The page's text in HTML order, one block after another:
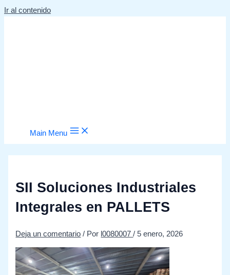
Ir al contenido
Main Menu
SII Soluciones Industriales
Integrales en PALLETS
Deja un comentario / Por l0080007/5 enero, 2026